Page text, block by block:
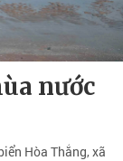
nước
Hòa Thắng, xã